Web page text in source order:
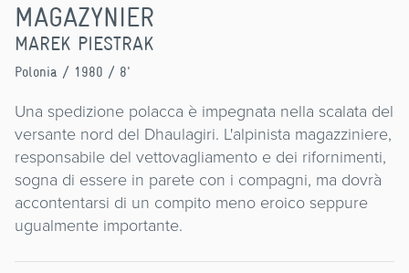
MAGAZYNIER
MAREK PIESTRAK
Polonia / 1980 / 8'
Una spedizione polacca è impegnata nella scalata del
versante nord del Dhaulagiri. L'alpinista magazziniere,
responsabile del vettovagliamento e dei rifornimenti,
sogna di essere in parete con i compagni, ma dovrà
accontentarsi di un compito meno eroico seppure
ugualmente importante.